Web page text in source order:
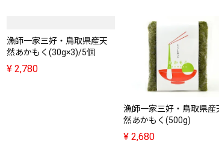
漁師一家三好・鳥取県産天
然あかもく(30g×3)/5個
¥ 2,780
漁師一家三好・鳥取県産
然あかもく(500g)
¥ 2,680